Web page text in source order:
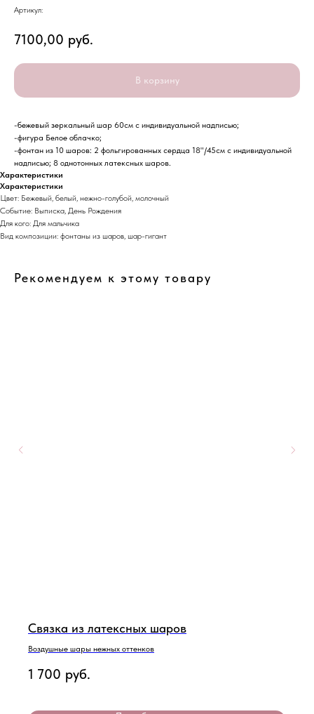
Артикул:
7100,00 руб.
В корзину
-бежевый зеркальный шар 60см с индивидуальной надписью;
-фигура Белое облачко;
-фонтан из 10 шаров: 2 фольгированных сердца 18"/45см с индивидуальной
надписью; 8 однотонных латексных шаров.
Характеристики
Характеристики
Цвет: Бежевый, белый, нежно-голубой, молочный
Событие: Выписка, День Рождения
Для кого: Для мальчика
Вид композиции: фонтаны из шаров, шар-гигант
Рекомендуем к этому товару
Связка из латексных шаров
Воздушные шары нежных оттенков
1 700 руб.